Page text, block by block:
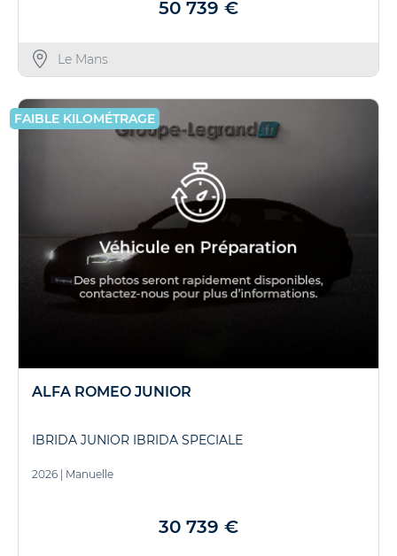
50 739 €
Le Mans
FAIBLE KILOMÉTRAGE
ALFA ROMEO JUNIOR
IBRIDA JUNIOR IBRIDA SPECIALE
2026 Manuelle
30 739 €